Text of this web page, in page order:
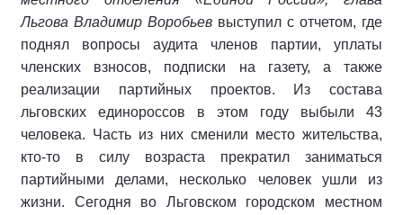
Льгова Владимир Воробьев выступил с отчетом, где
поднял вопросы аудита членов партии, уплаты
членских взносов, подписки на газету, а также
реализации партийных проектов. Из состава
льговских единороссов в этом году выбыли 43
человека. Часть из них сменили место жительства,
кто-то в силу возраста прекратил заниматься
партийными делами, несколько человек ушли из
жизни. Сегодня во Льговском городском местном